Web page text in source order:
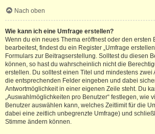
Nach oben
Wie kann ich eine Umfrage erstellen?
Wenn du ein neues Thema eröffnest oder den ersten
bearbeitest, findest du ein Register „Umfrage
Formulars zur Beitragserstellung. Solltest du diesen
können, so hast du wahrscheinlich nicht die
erstellen. Du solltest einen Titel und mindestens zwei
die entsprechenden Felder eingeben und dabei
Antwortmöglichkeit in einer eigenen Zeile steht. Du
„Auswahlmöglichkeiten pro Benutzer“ festlegen, wie
Benutzer auswählen kann, welches Zeitlimit für die
dabei eine zeitlich unbegrenzte Umfrage) und
Stimme ändern können.